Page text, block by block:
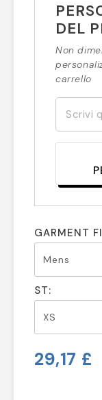
DEL
Non
carrello
GARMENT
ST:
29,17 £